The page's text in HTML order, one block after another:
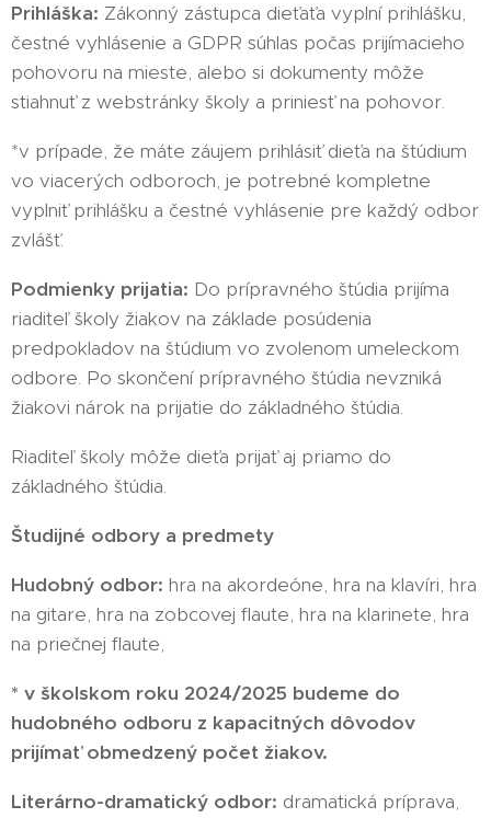
Prihláška: Zákonný zástupca dieťaťa vyplní prihlášku,
čestné vyhlásenie a GDPR súhlas počas prijímacieho
pohovoru na mieste, alebo si dokumenty môže
stiahnuť z webstránky školy a priniesť na pohovor.
*v prípade, že máte záujem prihlásiť dieťa na štúdium
vo viacerých odboroch, je potrebné kompletne
vyplniť prihlášku a čestné vyhlásenie pre každý odbor
zvlášť.
Podmienky prijatia: Do prípravného štúdia prijíma
riaditeľ školy žiakov na základe posúdenia
predpokladov na štúdium vo zvolenom umeleckom
odbore. Po skončení prípravného štúdia nevzniká
žiakovi nárok na prijatie do základného štúdia.
Riaditeľ školy môže dieťa prijať aj priamo do
základného štúdia.
Študijné odbory a predmety
Hudobný odbor: hra na akordeóne, hra na klavíri, hra
na gitare, hra na zobcovej flaute, hra na klarinete, hra
na priečnej flaute,
* v školskom roku 2024/2025 budeme do
hudobného odboru z kapacitných dôvodov
prijímať obmedzený počet žiakov.
Literárno-dramatický odbor: dramatická príprava,